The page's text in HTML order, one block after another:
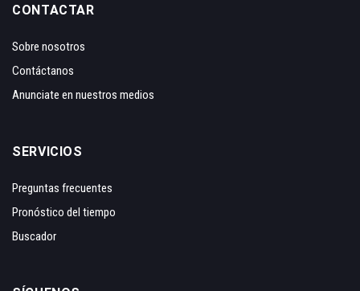
CONTACTAR
Sobre nosotros
Contáctanos
Anunciate en nuestros medios
SERVICIOS
Preguntas frecuentes
Pronóstico del tiempo
Buscador